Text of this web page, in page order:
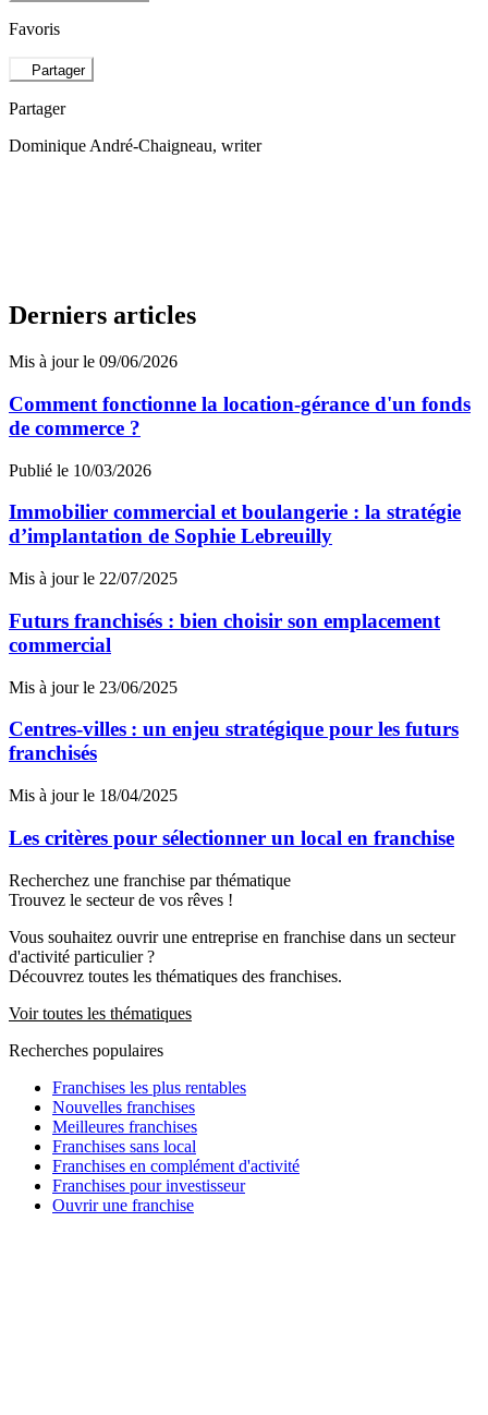
Favoris
Partager
Partager
Dominique André-Chaigneau, writer
Derniers articles
Mis à jour le 09/06/2026
Comment fonctionne la location-gérance d'un fonds
de commerce ?
Publié le 10/03/2026
Immobilier commercial et boulangerie : la stratégie
d’implantation de Sophie Lebreuilly
Mis à jour le 22/07/2025
Futurs franchisés : bien choisir son emplacement
commercial
Mis à jour le 23/06/2025
Centres-villes : un enjeu stratégique pour les futurs
franchisés
Mis à jour le 18/04/2025
Les critères pour sélectionner un local en franchise
Recherchez une franchise par thématique
Trouvez le secteur de vos rêves !
Vous souhaitez ouvrir une entreprise en franchise dans un secteur
d'activité particulier ?
Découvrez toutes les thématiques des franchises.
Voir toutes les thématiques
Recherches populaires
Franchises les plus rentables
Nouvelles franchises
Meilleures franchises
Franchises sans local
Franchises en complément d'activité
Franchises pour investisseur
Ouvrir une franchise